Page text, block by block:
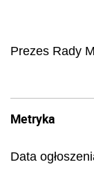
Prezes Rady
Metryka
Data